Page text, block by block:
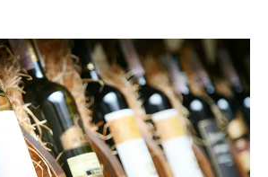
ージウイスキーの需要と供給の分
を受けるためのウイスキーの特徴
が査定に及ぼす影響
専門業者の選び方